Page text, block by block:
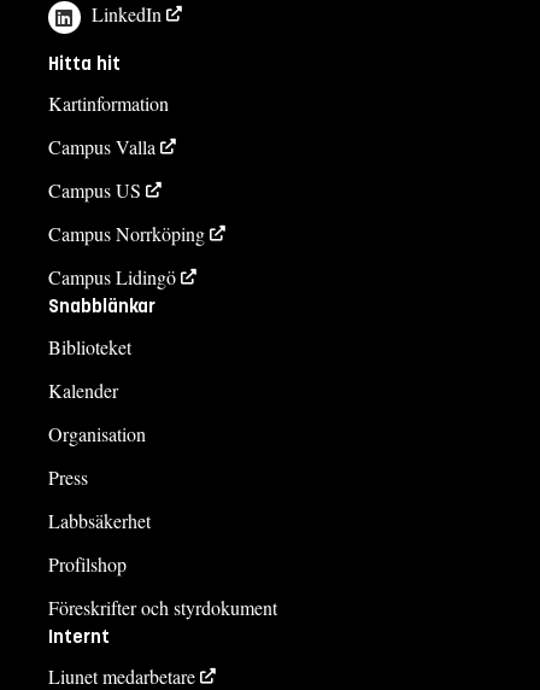
LinkedIn
Hitta hit
Kartinformation
Campus Valla
Campus US
Campus Norrköping
Campus Lidingö
Snabblänkar
Biblioteket
Kalender
Organisation
Press
Labbsäkerhet
Profilshop
Föreskrifter och styrdokument
Internt
Liunet medarbetare